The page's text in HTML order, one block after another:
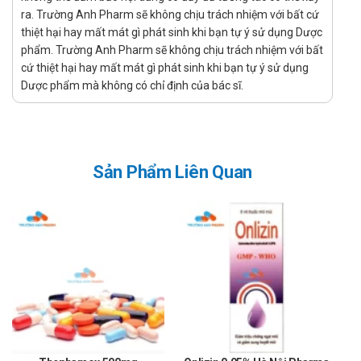
Để xa tầm tay của trẻ em.
Tác dụng không mong muốn có thể gặp
phải khi dùng Neozith 250mg Zim Lab
Thông tin với bác sĩ các triệu chứng không mong muốn khi
nhận tương tác. Thông tin với bác sĩ các sản phẩm bạn
đang sử dụng.
Thận trọng khi dùng được cho đối tượng này. Tham khảo ý
kiến của các bác sĩ trước khi sử dụng.
Thai kỳ
Thận trọng khi sử dụng với phụ nữ mang thai và đang cho
ra. Trường Anh Pharm sẽ không chịu trách nhiệm với bất cứ
thiệt hại hay mất mát gì phát sinh khi bạn tự ý sử dụng Dược
phẩm. Trường Anh Pharm sẽ không chịu trách nhiệm với bất
cứ thiệt hại hay mất mát gì phát sinh khi bạn tự ý sử dụng
Dược phẩm mà không có chỉ định của bác sĩ.
Sản Phẩm Liên Quan